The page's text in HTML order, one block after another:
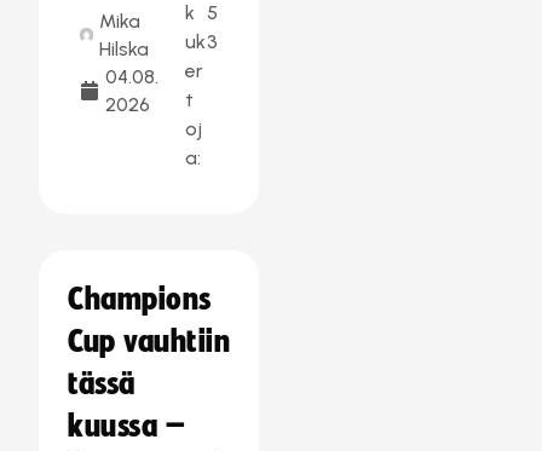
Mika
Hilska
04.08.
2026
k
uk
er
t
oj
a:
5
3
Champions
Cup vauhtiin
tässä
kuussa –